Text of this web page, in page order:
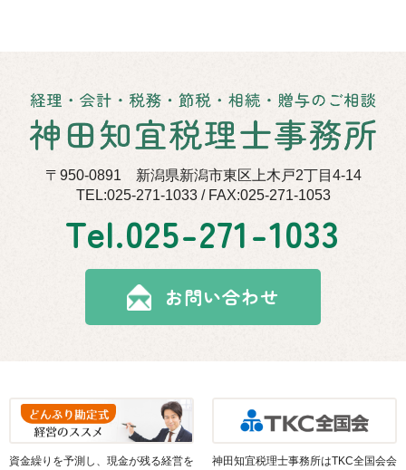
〒950-0891 新潟県新潟市東区上木戸2丁目4-14
TEL:025-271-1033 / FAX:025-271-1053
Tel.025-271-1033
お問い合わせ
資金繰りを予測し、現金が残る経営を 神田知宜税理士事務所はTKC全国会会